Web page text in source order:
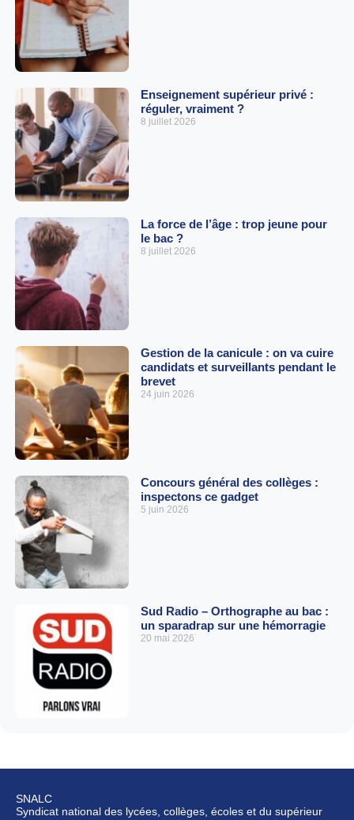
Enseignement supérieur privé :
réguler, vraiment ?
8 juillet 2026
La force de l’âge : trop jeune pour
le bac ?
8 juillet 2026
Gestion de la canicule : on va cuire
candidats et surveillants pendant le
brevet
24 juin 2026
Concours général des collèges :
inspectons ce gadget
5 juin 2026
Sud Radio – Orthographe au bac :
un sparadrap sur une hémorragie
20 mai 2026
SNALC
Syndicat national des lycées, collèges, écoles et du supérieur